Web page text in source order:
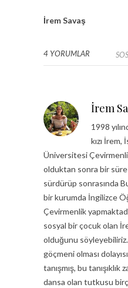
İrem Savaş
4 YORUMLAR
İrem
1998
kızı İrem,
Üniversitesi
olduktan sonra bir süre
sürdürüp sonrasında
bir kurumda İngilizce
Çevirmenlik
sosyal bir çocuk olan
olduğunu söyleyebiliriz.
göçmeni olması
tanışmış, bu
dansa olan tutkusu